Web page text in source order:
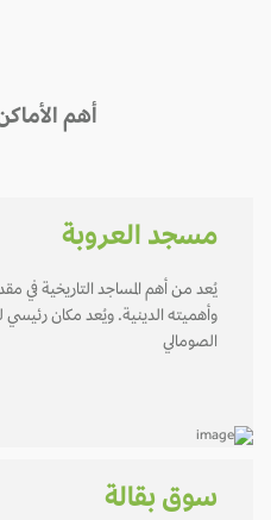
أهم الأماكن
مسجد العروبة
يُعد من أهم المساجد التاريخية في
وأهميته الدينية. ويُعد مكان رئيسي
الصومالي
سوق بقالة